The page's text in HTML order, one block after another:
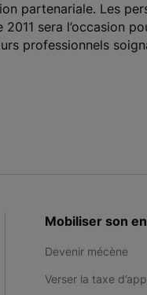
partenariale. Les
sera l’occasion
professionnels
Mobiliser son
Devenir mécène
Verser la taxe